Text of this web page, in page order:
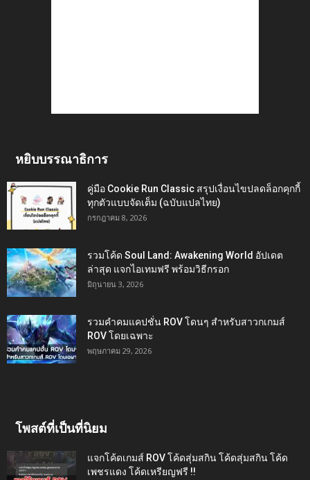
หยิบบรรณาธิการ
คู่มือ Cookie Run Classic สรุปเงื่อนไขปลดล็อกคุกกี้
ทุกตัวแบบจัดเต็ม (ฉบับแปลไทย)
กรกฎาคม 8, 2026
รวมโค้ด Soul Land: Awakening World อัปเดต
ล่าสุด แจกไอเทมฟรี พร้อมวิธีกรอก
มิถุนายน 3, 2026
รวมคำคมแคปชั่น ROV โดนๆ สำหรับสาวกเกมส์
ROV โดยเฉพาะ
พฤษภาคม 29, 2026
โพสต์ที่เป็นที่นิยม
แจกโค้ดเกมส์ ROV โค้ดสุ่มสกิน โค้ดสุ่มสกิน โค้ด
เพชรแดง โค้ดเหรียญฟรี !!